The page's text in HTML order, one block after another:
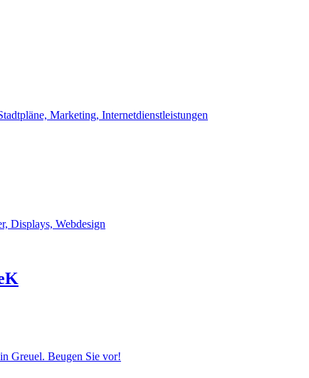
Marketing, Internetdienstleistungen
Displays, Webdesign
Greuel. Beugen Sie vor!